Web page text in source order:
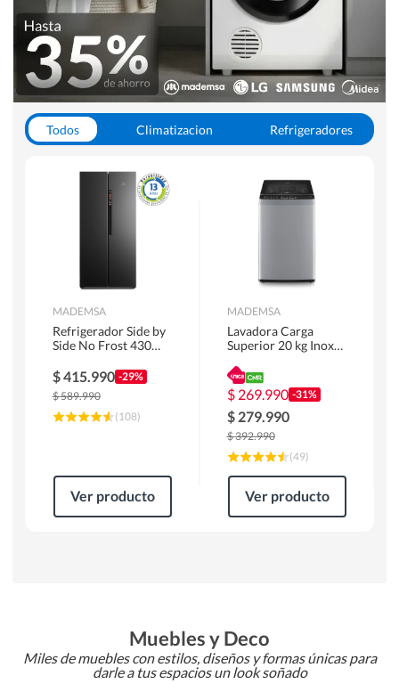
Todos Climatizacion
Refrigeradores
Hornos y Microondas
MADEMSA
Refrigerador Side by
Side No Frost 430
MAS430B
$415.990 -29%
$589.990
(108)
Ver producto
MADEMSA
Lavadora Carga
Superior 20 kg Inox
$ 269.990 -31%
$ 279.990
$392.990
(49)
Ver producto
Muebles y Deco
Miles de muebles con estilos, diseños y formas únicas para
darle a tus espacios un look soñado